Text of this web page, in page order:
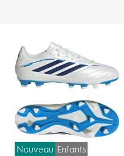
Nouveau Enfants